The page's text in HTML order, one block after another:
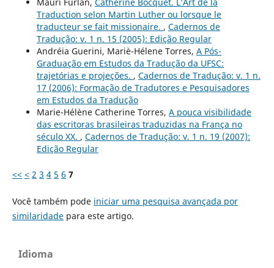
Traduction selon Martin Luther ou lorsque le
traducteur se fait missionaire. , Cadernos de
Tradução: v. 1 n. 15 (2005): Edição Regular
Andréia Guerini, Mariè-Hélene Torres, A Pós-
Graduação em Estudos da Tradução da UFSC:
trajetórias e projeções. , Cadernos de Tradução: v. 1 n.
17 (2006): Formação de Tradutores e Pesquisadores
em Estudos da Tradução
Marie-Hélène Catherine Torres, A pouca visibilidade
das escritoras brasileiras traduzidas na França no
século XX. , Cadernos de Tradução: v. 1 n. 19 (2007):
Edição Regular
<< < 2 3 4 5 6 7
Você também pode iniciar uma pesquisa avançada por
similaridadepara este artigo.
Idioma